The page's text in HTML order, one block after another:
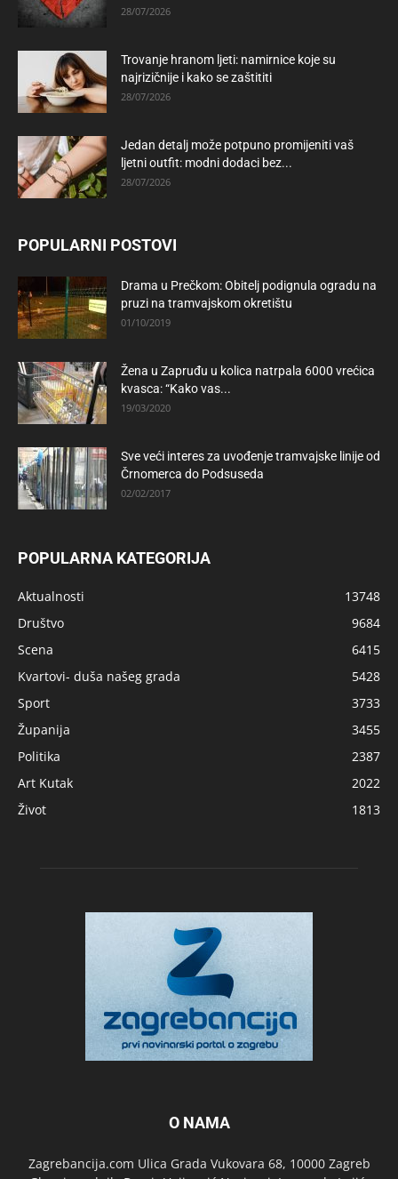
28/07/2026
Trovanje hranom ljeti: namirnice koje su
najrizičnije i kako se zaštititi
28/07/2026
Jedan detalj može potpuno promijeniti vaš
ljetni outfit: modni dodaci bez...
28/07/2026
POPULARNI POSTOVI
Drama u Prečkom: Obitelj podignula ogradu na
pruzi na tramvajskom okretištu
01/10/2019
Žena u Zapruđu u kolica natrpala 6000 vrećica
kvasca: “Kako vas...
19/03/2020
Sve veći interes za uvođenje tramvajske linije od
Črnomerca do Podsuseda
02/02/2017
POPULARNA KATEGORIJA
Aktualnosti
13748
Društvo
9684
Scena
6415
Kvartovi- duša našeg grada
5428
Sport
3733
Županija
3455
Politika
2387
Art Kutak
2022
Život
1813
O NAMA
Zagrebancija.com Ulica Grada Vukovara 68, 10000 Zagreb